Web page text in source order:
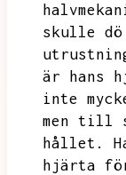
skulle dö
är hans
inte
men till
hållet.
hjärta